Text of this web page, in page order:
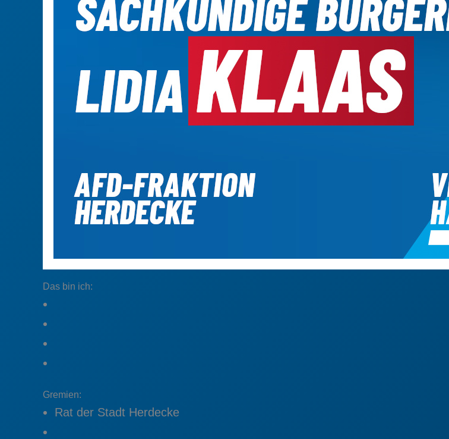
Das bin ich:
Gremien:
Rat der Stadt Herdecke